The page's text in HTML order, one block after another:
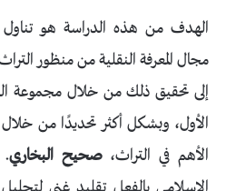
الهدف من هذه الدراسة هو تناول
مجال المعرفة النقلية من منظور
إلى تحقيق ذلك من خلال مجموعة
الأول، وبشكل أكثر تحديدًا من
الأهم في التراث، صحيح البخاري.